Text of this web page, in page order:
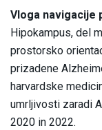
Vloga navigacije
Hipokampus, del
prostorsko
prizadene
harvardske
umrljivosti zaradi
2020 in 2022.